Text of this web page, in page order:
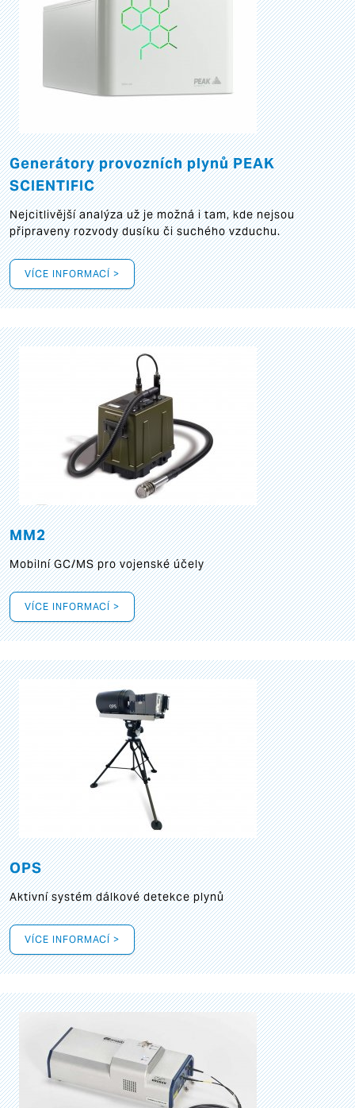
Generátory provozních plynů PEAK
SCIENTIFIC
Nejcitlivější analýza už je možná i tam, kde nejsou
připraveny rozvody dusíku či suchého vzduchu.
VÍCE INFORMACÍ >
MM2
Mobilní GC/MS pro vojenské účely
VÍCE INFORMACÍ >
OPS
Aktivní systém dálkové detekce plynů
VÍCE INFORMACÍ >